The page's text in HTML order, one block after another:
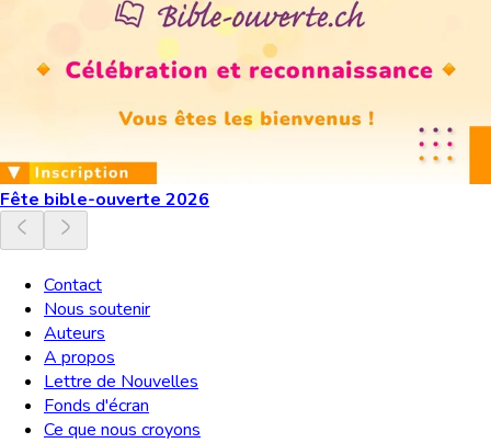
Fête bible-ouverte 2026
Contact
Nous soutenir
Auteurs
A propos
Lettre de Nouvelles
Fonds d'écran
Ce que nous croyons